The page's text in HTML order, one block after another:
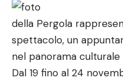
della Pergola
spettacolo, un
nel panorama culturale
Dal 19 fino al 24